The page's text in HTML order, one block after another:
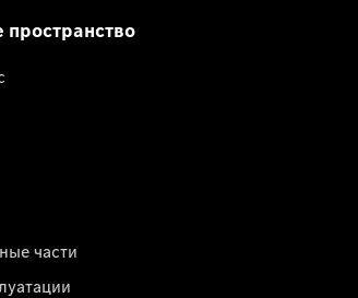
пространство
части